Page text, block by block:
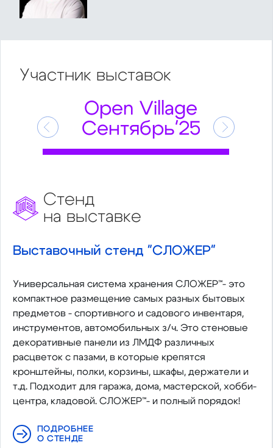
Участник выставок
Open Village
Сентябрь'25
Предыдущий
Стенд
на выставке
Выставочный стенд "СЛОЖЕР"
Универсальная система хранения СЛОЖЕР™- это
компактное размещение самых разных бытовых
предметов - спортивного и садового инвентаря,
инструментов, автомобильных з/ч. Это стеновые
декоративные панели из ЛМДФ различных
расцветок с пазами, в которые крепятся
кронштейны, полки, корзины, шкафы, держатели и
т.д. Подходит для гаража, дома, мастерской, хобби-
центра, кладовой. СЛОЖЕР™- и полный порядок!
ПОДРОБНЕЕ
О СТЕНДЕ